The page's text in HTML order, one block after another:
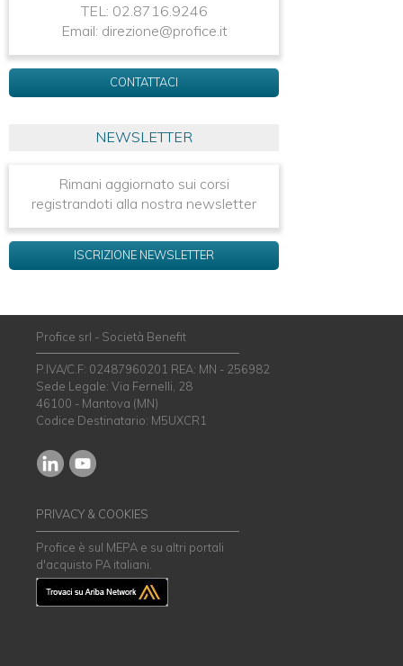
TEL: 02.8716.9246
Email: direzione@profice.it
CONTATTACI
NEWSLETTER
Rimani aggiornato sui corsi
registrandoti alla nostra newsletter
ISCRIZIONE NEWSLETTER
Profice srl - Società Benefit
P.IVA/C.F: 02487960201 REA: MN - 256982
Sede Legale: Via Fernelli, 28
46100 - Mantova (MN)
Codice Destinatario: M5UXCR1
PRIVACY & COOKIES
Profice è sul MEPA e su altri portali
d'acquisto PA italiani.